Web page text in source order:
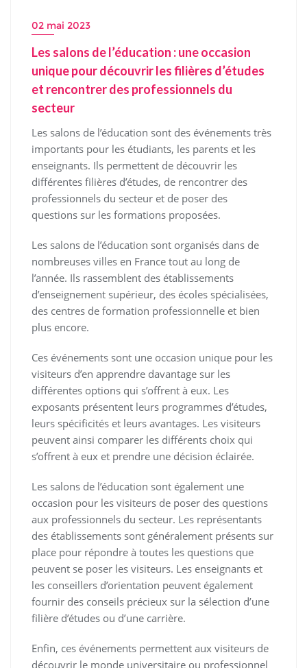
02 mai 2023
Les salons de l’éducation : une occasion
unique pour découvrir les filières d’études
et rencontrer des professionnels du
secteur
Les salons de l’éducation sont des événements très
importants pour les étudiants, les parents et les
enseignants. Ils permettent de découvrir les
différentes filières d’études, de rencontrer des
professionnels du secteur et de poser des
questions sur les formations proposées.
Les salons de l’éducation sont organisés dans de
nombreuses villes en France tout au long de
l’année. Ils rassemblent des établissements
d’enseignement supérieur, des écoles spécialisées,
des centres de formation professionnelle et bien
plus encore.
Ces événements sont une occasion unique pour les
visiteurs d’en apprendre davantage sur les
différentes options qui s’offrent à eux. Les
exposants présentent leurs programmes d’études,
leurs spécificités et leurs avantages. Les visiteurs
peuvent ainsi comparer les différents choix qui
s’offrent à eux et prendre une décision éclairée.
Les salons de l’éducation sont également une
occasion pour les visiteurs de poser des questions
aux professionnels du secteur. Les représentants
des établissements sont généralement présents sur
place pour répondre à toutes les questions que
peuvent se poser les visiteurs. Les enseignants et
les conseillers d’orientation peuvent également
fournir des conseils précieux sur la sélection d’une
filière d’études ou d’une carrière.
Enfin, ces événements permettent aux visiteurs de
découvrir le monde universitaire ou professionnel